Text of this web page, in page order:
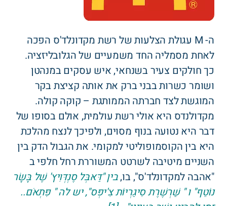
ה- M עגולת הצלעות של רשת מקדונלד'ס הפכה
לאחת מסמליה החד משמעיים של הגלובליזציה.
כך חולקים צעיר בשנחאי, איש עסקים במנהטן
ושומר כשרות בבני ברק את אותה קציצת בקר
המוגשת לצד חברתה הממותגת – קוקה קולה.
מקדולנדס היא אולי רשת עולמית, אולם בסופו של
דבר היא נטועה בנוף מסוים, ולפיכך לנצח מהלכת
היא בין הקוסמופוליטי למקומי. את הגבול הדק בין
השניים מיטיבה לשרטט המשוררת רחל חלפי ב
"אהבה למקדונלד'ס", בו,בין "דַּאבְּל סֶנְדְּוִיץ' שֶׁל בָּשָׂר
נוֹטֵף" ו " שַׁרְשֶׁרֶת סִיגַרְיוֹת צִ'יפְּס", יש לה " פִּתְאֹם..